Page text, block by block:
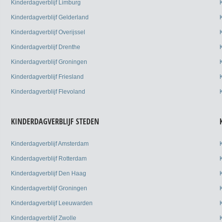
Kinderdagverblijf Limburg
Kinderdagverblijf Gelderland
Kinderdagverblijf Overijssel
Kinderdagverblijf Drenthe
Kinderdagverblijf Groningen
Kinderdagverblijf Friesland
Kinderdagverblijf Flevoland
KINDERDAGVERBLIJF STEDEN
Kinderdagverblijf Amsterdam
Kinderdagverblijf Rotterdam
Kinderdagverblijf Den Haag
Kinderdagverblijf Groningen
Kinderdagverblijf Leeuwarden
Kinderdagverblijf Zwolle